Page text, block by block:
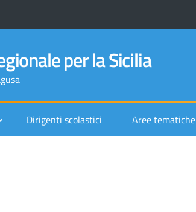
per la Sicilia
Dirigenti scolastici Aree tematiche